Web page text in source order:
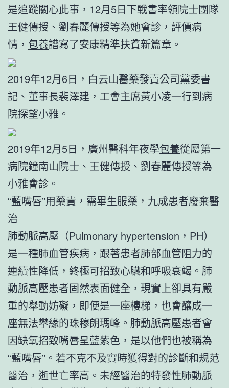
是追蹤關心此事，12月5日下戰書率領院士團隊
王健傳授、劉春麗傳授等為她會診，評價病
情， 包養譜寫了安康精準扶貧新篇章。
2019年12月6日，白云山醫藥發賣公司黨委書
記、董事長裴澤建，工會主席黃小凌一行到病
院探望小雅。
2019年12月5日，廣州醫科年夜學包養從屬第一
病院鐘南山院士、王健傳授、劉春麗傳授等為
小雅會診。
“藍嘴唇”用藥貴，需畢生服藥，九成患者廢棄醫
治
肺動脈高壓（Pulmonary hypertension，PH）
是一種肺血管疾病，跟著患者肺部血管阻力的
連續性降低，終極可招致心臟和呼吸衰竭。肺
動脈高壓患者固然表面健全，現實上卻具有嚴
重的舉動妨礙，即便是一座樓梯，也會釀成一
座無法攀緣的珠穆朗瑪峰。肺動脈高壓患者會
因缺氧招致嘴唇呈藍紫色，是以他們也被稱為
“藍嘴唇”。若不克不及實時獲得對的診斷和規范
醫治，逝世亡率高。未經醫治的特發性肺動脈